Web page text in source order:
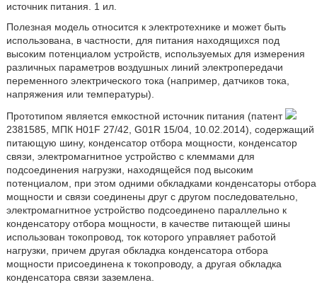
источник питания. 1 ил.
Полезная модель относится к электротехнике и может быть
использована, в частности, для питания находящихся под
высоким потенциалом устройств, используемых для измерения
различных параметров воздушных линий электропередачи
переменного электрического тока (например, датчиков тока,
напряжения или температуры).
Прототипом является емкостной источник питания (патент
2381585, МПК H01F 27/42, G01R 15/04, 10.02.2014), содержащий
питающую шину, конденсатор отбора мощности, конденсатор
связи, электромагнитное устройство с клеммами для
подсоединения нагрузки, находящейся под высоким
потенциалом, при этом одними обкладками конденсаторы отбора
мощности и связи соединены друг с другом последовательно,
электромагнитное устройство подсоединено параллельно к
конденсатору отбора мощности, в качестве питающей шины
использован токопровод, ток которого управляет работой
нагрузки, причем другая обкладка конденсатора отбора
мощности присоединена к токопроводу, а другая обкладка
конденсатора связи заземлена.